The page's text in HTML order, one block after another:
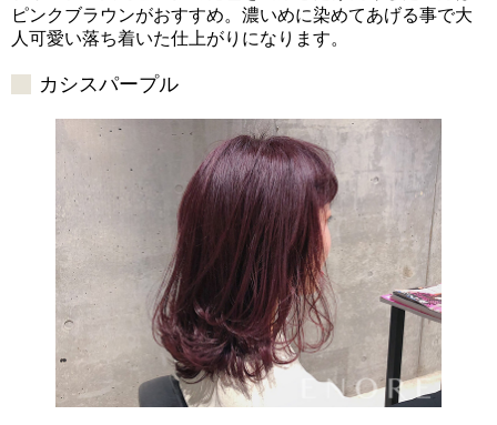
ピンクブラウンがおすすめ。濃いめに染めてあげる事で大
人可愛い落ち着いた仕上がりになります。
カシスパープル